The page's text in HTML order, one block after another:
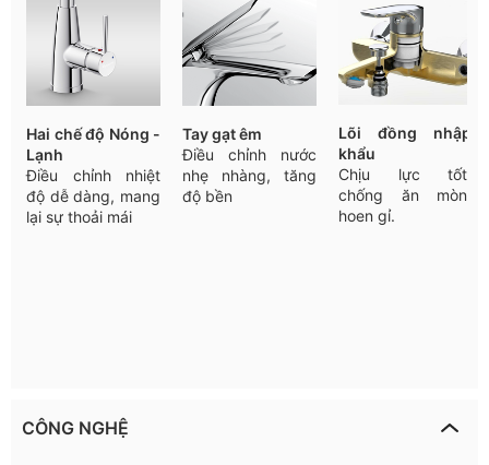
Hai chế độ Nóng -
Lạnh
Điều
chỉnh
nhiệt
độ dễ dàng, mang
lại sự thoải mái
Taygạtêm
Điều
chỉnh
nước
nhẹ
nhàng, tăng
độ bền
Lõi đồng nhập
khẩu
Chịu
lực tốt
chống
ăn mòn
hoen gỉ.
CÔNG NGHỆ